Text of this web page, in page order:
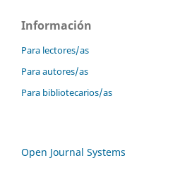
Información
Para lectores/as
Para autores/as
Para bibliotecarios/as
Open Journal Systems